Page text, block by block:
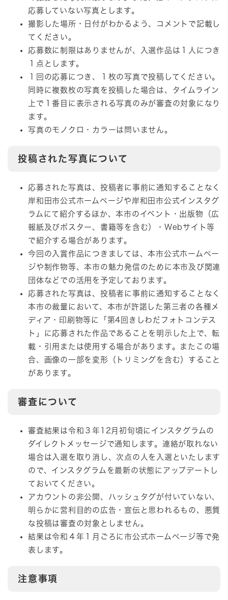
応募していない写真とします。
撮影した場所・日付がわかるよう、コメントで記載し
てください。
応募数に制限はありませんが、入選作品は１人につき
１点とします。
１回の応募につき、１枚の写真で投稿してください。
同時に複数枚の写真を投稿した場合は、タイムライン
上で１番目に表示される写真のみが審査の対象になり
ます。
写真のモノクロ・カラーは問いません。
投稿された写真について
応募された写真は、投稿者に事前に通知することなく
岸和田市公式ホームページや岸和田市公式インスタグ
ラムにて紹介するほか、本市のイベント・出版物（広
報紙及びポスター、書籍等を含む）・Webサイト等
で紹介する場合があります。
今回の入賞作品につきましては、本市公式ホームペー
ジや制作物等、本市の魅力発信のために本市及び関連
団体などでの活用を予定しております。
応募された写真は、投稿者に事前に通知することなく
本市の裁量において、本市が許諾した第三者の各種メ
ディア・印刷物等に「第4回きしわだフォトコンテス
ト」に応募された作品であることを明示した上で、転
載・引用または使用する場合があります。またこの場
合、画像の一部を変形（トリミングを含む）すること
があります。
審査について
審査結果は令和３年12月初旬頃にインスタグラムの
ダイレクトメッセージで通知します。連絡が取れない
場合は入選を取り消し、次点の人を入選といたします
ので、インスタグラムを最新の状態にアップデートし
ておいてください。
アカウントの非公開、ハッシュタグが付いていない、
明らかに営利目的の広告・宣伝と思われるもの、悪質
な投稿は審査の対象としません。
結果は令和４年１月ごろに市公式ホームページ等で発
表します。
注意事項